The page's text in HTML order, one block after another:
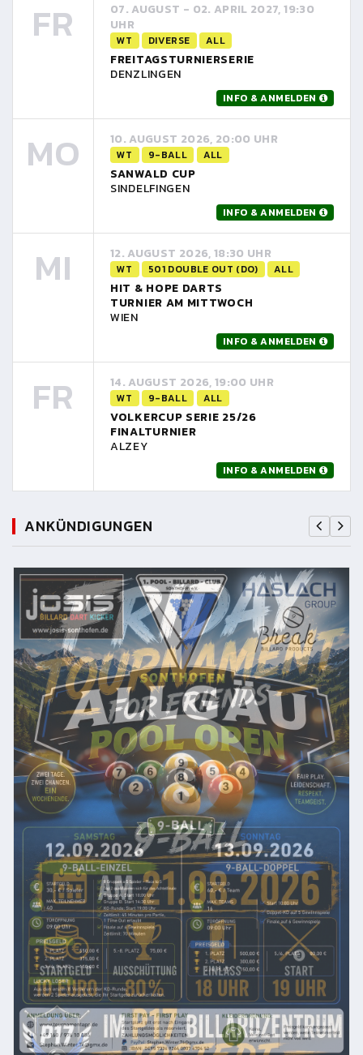
FR
07. AUGUST - 02. APRIL 2027, 19:30
UHR
WT DIVERSE ALL
FREITAGSTURNIERSERIE
DENZLINGEN
INFO & ANMELDEN
MO 10. AUGUST 2026, 20:00 UHR
WT 9-BALL ALL
SANWALD CUP
SINDELFINGEN
INFO & ANMELDEN
MI 12. AUGUST 2026, 18:30 UHR
WT 501 DOUBLE OUT (DO) ALL
HIT & HOPE DARTS
TURNIER AM MITTWOCH
WIEN
INFO & ANMELDEN
FR 14. AUGUST 2026, 19:00 UHR
WT 9-BALL ALL
VOLKERCUP SERIE 25/26
FINALTURNIER
ALZEY
INFO & ANMELDEN
ANKÜNDIGUNGEN